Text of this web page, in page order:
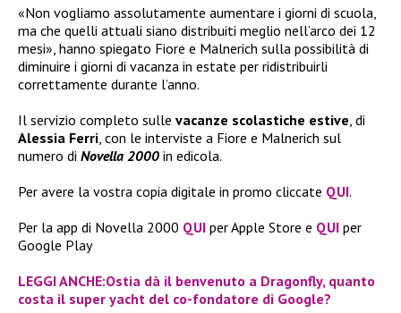
«Non vogliamo assolutamente aumentare i giorni di scuola,
ma che quelli attuali siano distribuiti meglio nell’arco dei 12
mesi», hanno spiegato Fiore e Malnerich sulla possibilità di
diminuire i giorni di vacanza in estate per ridistribuirli
correttamente durante l’anno.
Il servizio completo sulle vacanze scolastiche estive , di
Alessia Ferri , con le interviste a Fiore e Malnerich sul
numero di Novella 2000 in edicola.
Per avere la vostra copia digitale in promo cliccate QUI.
Per la app di Novella 2000 QUI per Apple Store e QUI per
Google Play
LEGGI ANCHE:Ostia dà il benvenuto a Dragonfly, quanto
costa il super yacht del co-fondatore di Google?